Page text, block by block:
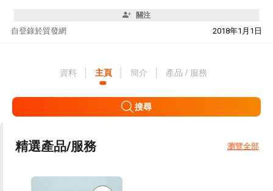
關注
自 2018年1月1日
登錄於貿發網
資料 主頁 簡介 產品 / 服務
搜尋
精選產品/服務 瀏覽全部